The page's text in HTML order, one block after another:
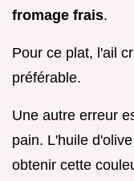
fromage frais.
Pour ce plat, l'ail
préférable.
Une autre erreur
pain. L'huile
obtenir cette